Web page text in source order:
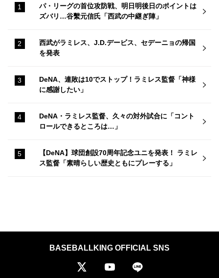
パ・リーグの首位攻防戦、明日明後日のポイントは
ズバリ…谷繫元信氏「西武の中継ぎ陣」
西武がラミレス、J.D.デービス、セデーニョの帰国
を発表
DeNA、連敗は10でストップ！ラミレス監督「神様
に感謝したい」
DeNA・ラミレス監督、久々の対外試合に「コント
ロールできるところは…」
【DeNA】球団創設70周年記念ユニを発表！ ラミレ
ス監督「素晴らしい歴史ともにプレーする」
BASEBALLKING OFFICIAL SNS